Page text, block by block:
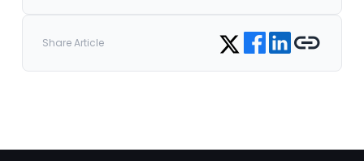
Share Article Share on Twitter
Share on Facebook
Share on LinkedIn
Copy link